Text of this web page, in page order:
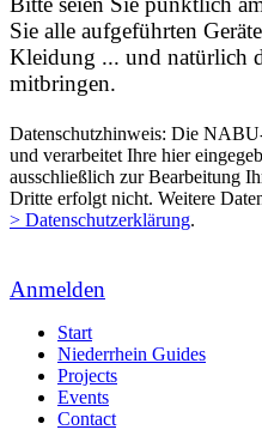
Sie alle aufgeführten
Kleidung ... und natürlich
mitbringen.
Datenschutzhinweis: Die
und verarbeitet Ihre hier
ausschließlich zur Bearbeitung
Dritte erfolgt nicht. Weitere
> Datenschutzerklärung.
Anmelden
Start
Niederrhein Guides
Projects
Events
Contact